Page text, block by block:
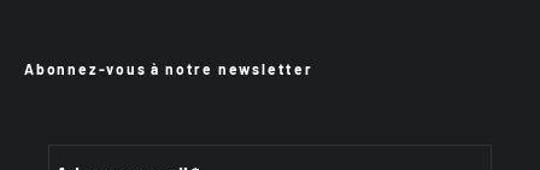
Abonnez-vous à notre newsletter